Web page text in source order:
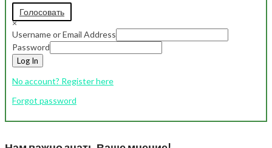
Голосовать
×
Username or Email Address
Password
Log In
No account? Register here
Forgot password